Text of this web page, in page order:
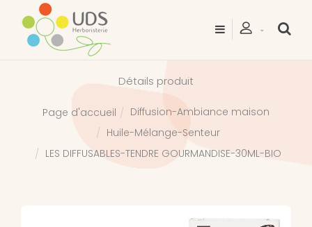
Détails produit
Page d'accueil
Diffusion-Ambiance maison
Huile-Mélange-Senteur
LES DIFFUSABLES-TENDRE GOURMANDISE-30ML-BIO